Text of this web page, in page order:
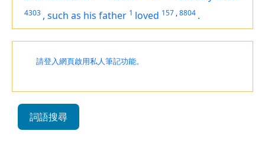
4303 , such as his father 1 loved 157 ,8804 .
請登入網頁啟用私人筆記功能。
詞語搜尋